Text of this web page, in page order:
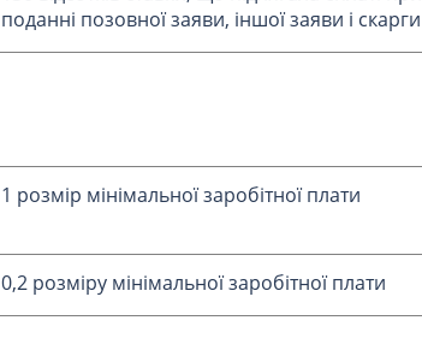
поданні позовної заяви, іншої заяви і скарги
1 розмір мінімальної заробітної плати
0,2 розміру мінімальної заробітної плати